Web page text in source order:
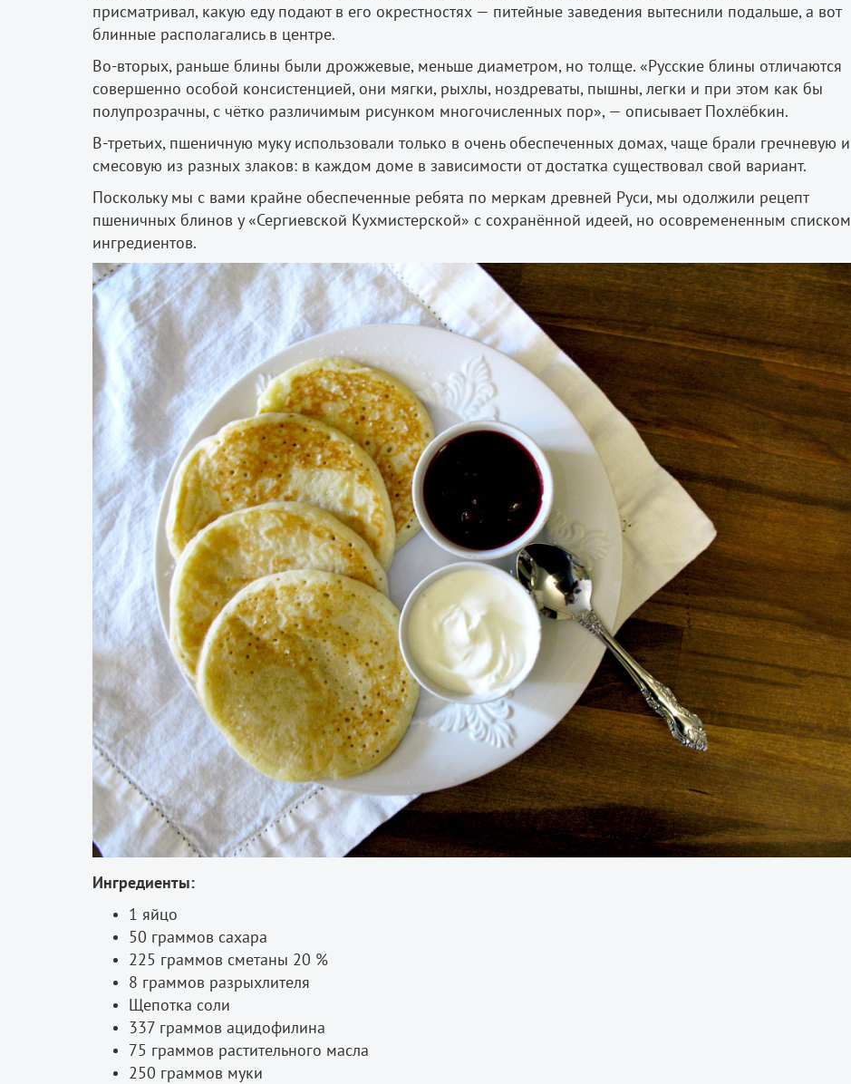
присматривал, какую еду подают в его окрестностях — питейные заведения вытеснили подальше, а вот
блинные располагались в центре.
Во-­вторых, раньше блины были дрожжевые, меньше диаметром, но толще. «Русские блины отличаются
совершенно особой консистенцией, они мягки, рыхлы, ноздреваты, пышны, легки и при этом как бы
полупрозрачны, с чётко различимым рисунком многочисленных пор», — описывает Похлёбкин.
В­-третьих, пшеничную муку использовали только в очень обеспеченных домах, чаще брали гречневую и
смесовую из разных злаков: в каждом доме в зависимости от достатка существовал свой вариант.
Поскольку мы с вами крайне обеспеченные ребята по меркам древней Руси, мы одолжили рецепт
пшеничных блинов у «Сергиевской Кухмистерской» с сохранённой идеей, но осовремененным списком
ингредиентов.
Ингредиенты:
1 яйцо
50 граммов сахара
225 граммов сметаны 20 %
8 граммов разрыхлителя
Щепотка соли
337 граммов ацидофилина
75 граммов растительного масла
250 граммов муки